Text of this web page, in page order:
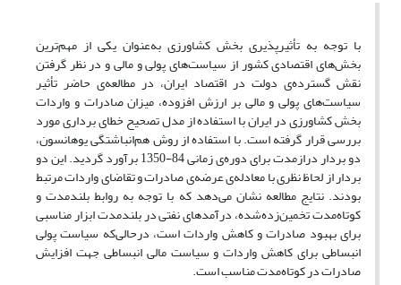
با توجه به تأثیرپذیری بخش کشاورزی به‌عنوان یکی از مهم‌ترین
بخش‌های اقتصادی کشور از سیاست‌های پولی و مالی و در نظر گرفتن
نقش گسترده‌ی دولت در اقتصاد ایران، در مطالعه‌ی حاضر تأثیر
سیاست‌های پولی و مالی بر ارزش افزوده، میزان صادرات و واردات
بخش کشاورزی در ایران با استفاده از مدل تصحیح خطای برداری مورد
بررسی قرار گرفته است. با استفاده از روش هم‌انباشتگی یوهانسون،
دو بردار درازمدت برای دوره‌ی زمانی 84-1350 برآورد گردید. این دو
بردار از لحاظ نظری با معادله‌ی عرضه‌ی صادرات و تقاضای واردات مرتبط
بودند. نتایج مطالعه نشان می‌دهد که با توجه به روابط بلندمدت و
کوتاه‌مدت تخمین‌زده‌شده، درآمدهای نفتی در بلندمدت ابزار مناسبی
برای بهبود صادرات و کاهش واردات است، درحالی‌که سیاست پولی
انبساطی برای کاهش واردات و سیاست مالی انبساطی جهت افزایش
صادرات در کوتاه‌مدت مناسب است.